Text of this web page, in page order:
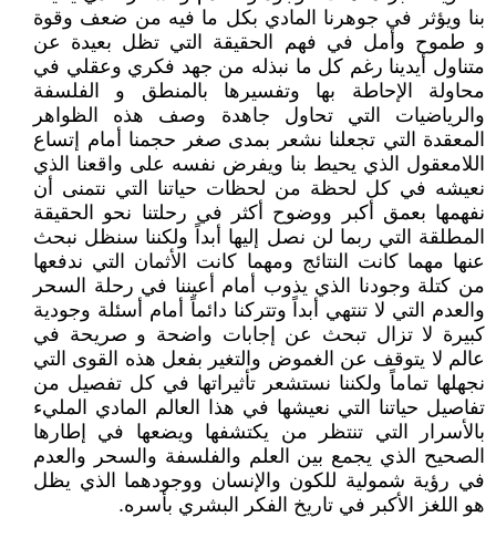
بنا ويؤثر في جوهرنا المادي بكل ما فيه من ضعف وقوة
و طموح وأمل في فهم الحقيقة التي تظل بعيدة عن
متناول أيدينا رغم كل ما نبذله من جهد فكري وعقلي في
محاولة الإحاطة بها وتفسيرها بالمنطق و الفلسفة
والرياضيات التي تحاول جاهدة وصف هذه الظواهر
المعقدة التي تجعلنا نشعر بمدى صغر حجمنا أمام إتساع
اللامعقول الذي يحيط بنا ويفرض نفسه على واقعنا الذي
نعيشه في كل لحظة من لحظات حياتنا التي نتمنى أن
نفهمها بعمق أكبر ووضوح أكثر في رحلتنا نحو الحقيقة
المطلقة التي ربما لن نصل إليها أبداً ولكننا سنظل نبحث
عنها مهما كانت النتائج ومهما كانت الأثمان التي ندفعها
من كتلة وجودنا الذي يذوب أمام أعيننا في رحلة السحر
والعدم التي لا تنتهي أبداً وتتركنا دائماً أمام أسئلة وجودية
كبيرة لا تزال تبحث عن إجابات واضحة و صريحة في
عالم لا يتوقف عن الغموض والتغير بفعل هذه القوى التي
نجهلها تماماً ولكننا نستشعر تأثيراتها في كل تفصيل من
تفاصيل حياتنا التي نعيشها في هذا العالم المادي المليء
بالأسرار التي تنتظر من يكتشفها ويضعها في إطارها
الصحيح الذي يجمع بين العلم والفلسفة والسحر والعدم
في رؤية شمولية للكون والإنسان ووجودهما الذي يظل
هو اللغز الأكبر في تاريخ الفكر البشري بأسره.